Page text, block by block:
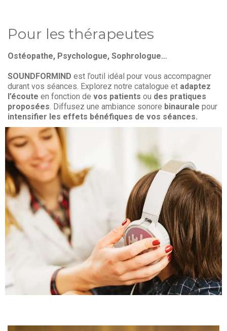
Pour les thérapeutes
Ostéopathe, Psychologue, Sophrologue…
SOUNDFORMIND est l’outil idéal pour vous accompagner
durant vos séances. Explorez notre catalogue et adaptez
l’écoute en fonction de vos patients ou des pratiques
proposées. Diffusez une ambiance sonore binaurale pour
intensifier les effets bénéfiques de vos séances.